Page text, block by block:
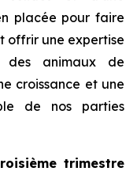
placée pour faire
offrir une expertise
des animaux de
croissance et une
de nos parties
trimestre